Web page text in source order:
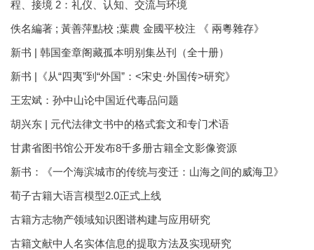
程、接境 2：礼仪、认知、交流与环境
佚名編著 ; 黃善萍點校 ;葉農 金國平校注 《 兩粵雜存》
新书 | 韩国奎章阁藏孤本明别集丛刊（全十册）
新书 |《从“四夷”到“外国”：<宋史·外国传>研究》
王宏斌：孙中山论中国近代毒品问题
胡兴东 | 元代法律文书中的格式套文和专门术语
甘肃省图书馆公开发布8千多册古籍全文影像资源
新书：《一个海滨城市的传统与变迁：山海之间的威海卫》
荀子古籍大语言模型2.0正式上线
古籍方志物产领域知识图谱构建与应用研究
古籍文献中人名实体信息的提取方法及实现研究